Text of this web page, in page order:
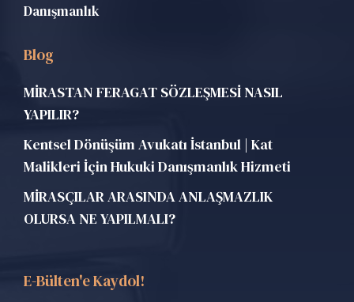
Danışmanlık
Blog
MİRASTAN FERAGAT SÖZLEŞMESİ NASIL
YAPILIR?
Kentsel Dönüşüm Avukatı İstanbul | Kat
Malikleri İçin Hukuki Danışmanlık Hizmeti
MİRASÇILAR ARASINDA ANLAŞMAZLIK
OLURSA NE YAPILMALI?
E-Bülten'e Kaydol!